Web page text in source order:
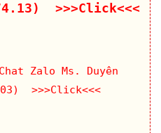
>>>Click<<<
Zalo Ms. Duyên
>>>Click<<<